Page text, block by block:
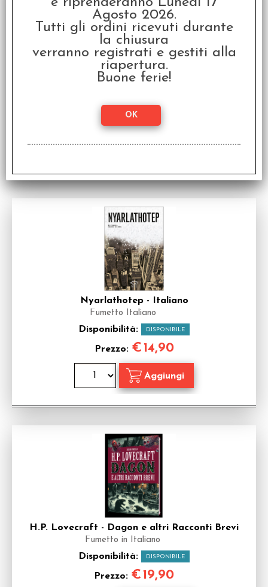
Fairy Tales - Italiano
Disponibilità:
Prezzo: € 19,90
Nyarlathotep - Italiano
Fumetto Italiano
Disponibilità: DISPONIBILE
Prezzo: €14,90
H.P. Lovecraft - Dagon e altri Racconti Brevi
Fumetto in Italiano
Disponibilità: DISPONIBILE
Prezzo: €19,90
Agosto 2026.
Tutti gli ordini ricevuti durante
la chiusura
verranno registrati e gestiti alla
riapertura.
Buone ferie!